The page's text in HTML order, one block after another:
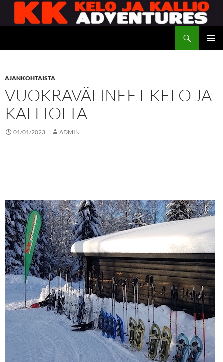
Siirry
sisältöön
AJANKOHTAISTA
VUOKRAVÄLINEET KELO JA
KALLIOLTA
01/01/2023 ADMIN